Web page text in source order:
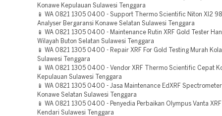
Konawe Kepulauan Sulawesi Tenggara
📱 WA 0821 1305 0400 - Support Thermo Scientific Niton Xl2
Analyser Bergaransi Konawe Selatan Sulawesi Tenggara
📱 WA 0821 1305 0400 - Maintenance Rutin XRF Gold Tester
Wilayah Buton Selatan Sulawesi Tenggara
📱 WA 0821 1305 0400 - Repair XRF For Gold Testing Murah
Sulawesi Tenggara
📱 WA 0821 1305 0400 - Vendor XRF Thermo Scientific Cepat
Kepulauan Sulawesi Tenggara
📱 WA 0821 1305 0400 - Jasa Maintenance EdXRF
Konawe Selatan Sulawesi Tenggara
📱 WA 0821 1305 0400 - Penyedia Perbaikan Olympus Vanta
Kendari Sulawesi Tenggara